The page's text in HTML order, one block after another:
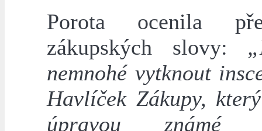
Porota ocenila
zákupských slovy:
nemnohé vytknout
Havlíček Zákupy,
úpravou známé